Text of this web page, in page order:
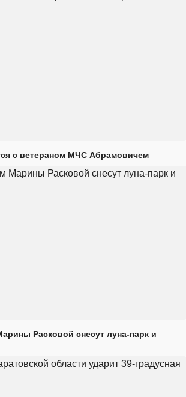
с ветераном МЧС Абрамовичем
Расковой снесут луна-парк и